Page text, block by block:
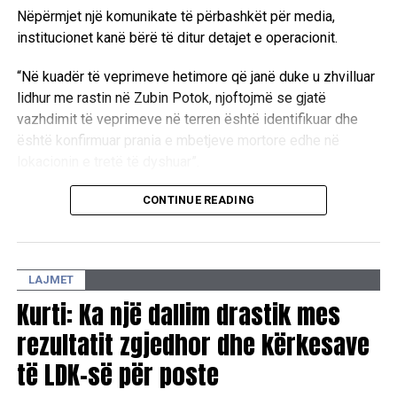
Nëpërmjet një komunikate të përbashkët për media,
institucionet kanë bërë të ditur detajet e operacionit.
“Në kuadër të veprimeve hetimore që janë duke u zhvilluar
lidhur me rastin në Zubin Potok, njoftojmë se gjatë
vazhdimit të veprimeve në terren është identifikuar dhe
është konfirmuar prania e mbetjeve mortore edhe në
Aktualisht, autoritetet kompetente janë duke kryer
procedurat e nevojshme hetimore, në koordinim të plotë
ndërmjet Prokurorisë Speciale dhe Policisë së Kosovës,
dhe institucioneve të tjera kompetente, me qëllim
zbardhjes së të gjitha rrethanave”.
Policia e Kosovës dhe Prokuroria Speciale e Republikës
CONTINUE READING
LAJMET
Kurti: Ka një dallim drastik mes
rezultatit zgjedhor dhe kërkesave
të LDK-së për poste